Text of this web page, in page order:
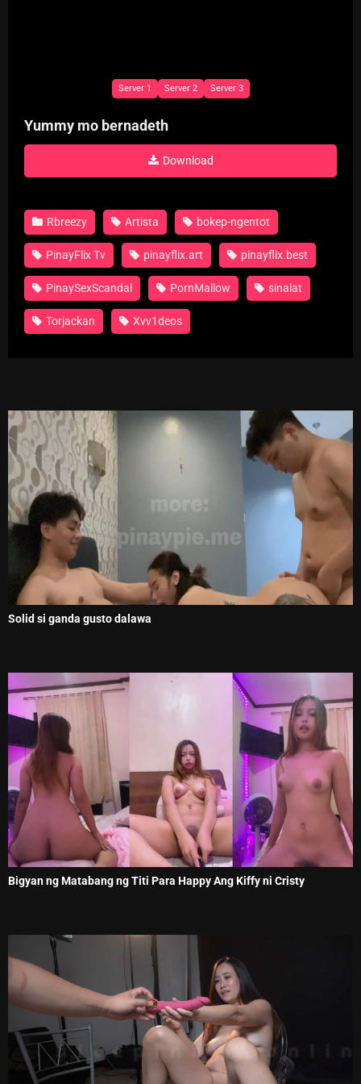
Server 1 Server 2 Server 3
Yummy mo bernadeth
Download
Rbreezy Artista bokep-ngentot
PinayFlix Tv pinayflix.art pinayflix.best
PinaySexScandal PornMallow sinalat
Torjackan Xvv1deos
Solid si ganda gusto dalawa
Bigyan ng Matabang ng Titi Para Happy Ang Kiffy ni Cristy